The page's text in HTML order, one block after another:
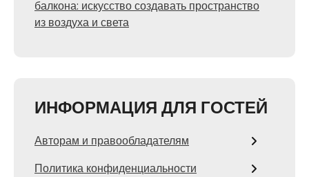
балкона: искусство создавать пространство
из воздуха и света
ИНФОРМАЦИЯ ДЛЯ ГОСТЕЙ
Авторам и правообладателям
Политика конфиденциальности